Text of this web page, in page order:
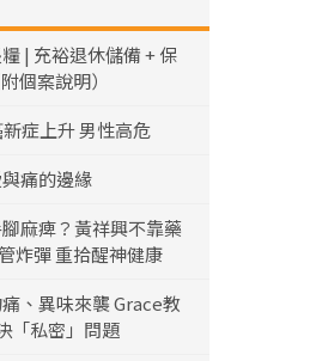
| 充裕退休儲備 + 保
個案說明）
症上升 男性高危
與痛的邊緣
麻痺？黃祥興不靠藥
炸彈 重拾醒神健康
、異味來襲 Grace教
「私密」問題